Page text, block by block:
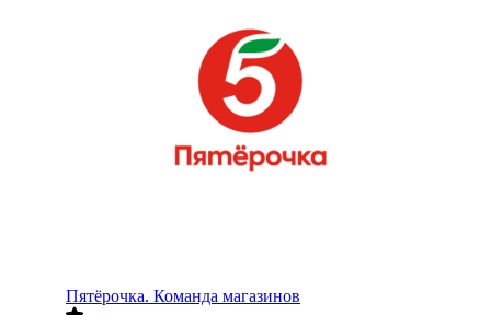
Пятёрочка. Команда магазинов